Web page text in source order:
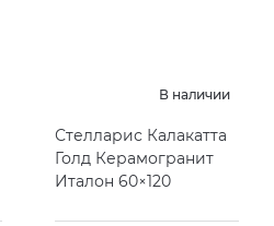
В наличии
Стелларис Калакатта
Голд Керамогранит
Италон 60×120